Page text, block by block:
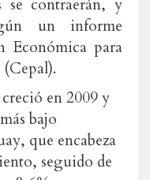
se contraerán, y
un informe
Económica para
en 2009 y
bajo
que encabeza
seguido de